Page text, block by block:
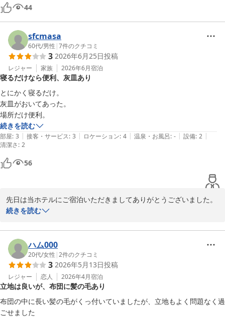
44
sfcmasa
60代/男性 |7件のクチコミ
3 2026年6月25日投稿
レジャー 家族 2026年6月宿泊
寝るだけなら便利、灰皿あり
とにかく寝るだけ。
灰皿がおいてあった。
場所だけ便利。
続きを読む
部屋: 3 | 接客・サービス: 3 | ロケーション: 4 | 温泉・お風呂: - | 設備: 2 |
清潔さ: 2
56
先日は当ホテルにご宿泊いただきましてありがとうございました。
お客様のご要望にお応えできなかったようで大変申し訳ございませ
応をしております客室のご用意をさせていただきます。
Hotel 鎌倉 mori
2026-06-26
続きを読む
ハム000
20代/女性 |2件のクチコミ
3 2026年5月13日投稿
レジャー 恋人 2026年4月宿泊
立地は良いが、布団に髪の毛あり
布団の中に長い髪の毛がくっ付いていましたが、立地もよく問題なく過
ごせました